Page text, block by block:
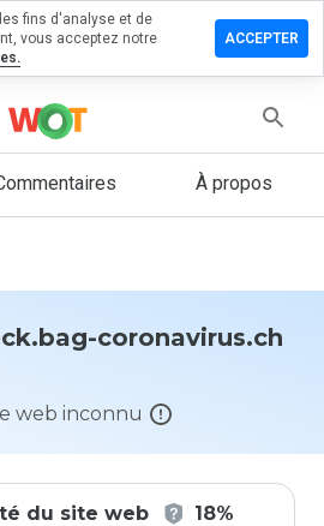
À propos
coronavirus.ch
web inconnu
du site web 18%
fins d'analyse et de
vous acceptez notre
ACCEPTER